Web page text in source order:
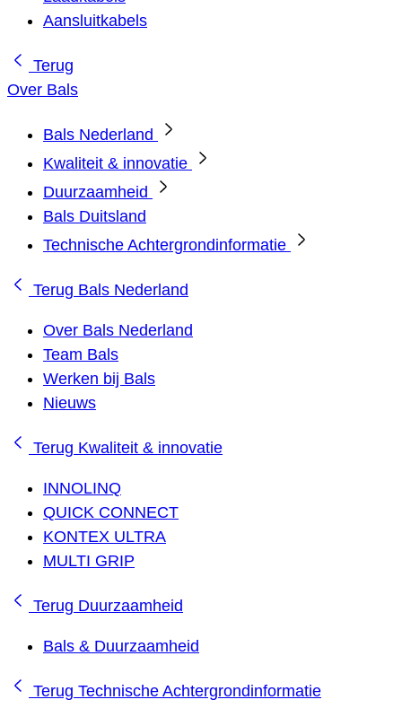
Aansluitkabels
Terug
Over Bals
Bals Nederland
Kwaliteit & innovatie
Duurzaamheid
Bals Duitsland
Technische Achtergrondinformatie
Terug Bals Nederland
Over Bals Nederland
Team Bals
Werken bij Bals
Nieuws
Terug Kwaliteit & innovatie
INNOLINQ
QUICK CONNECT
KONTEX ULTRA
MULTI GRIP
Terug Duurzaamheid
Bals & Duurzaamheid
Terug Technische Achtergrondinformatie